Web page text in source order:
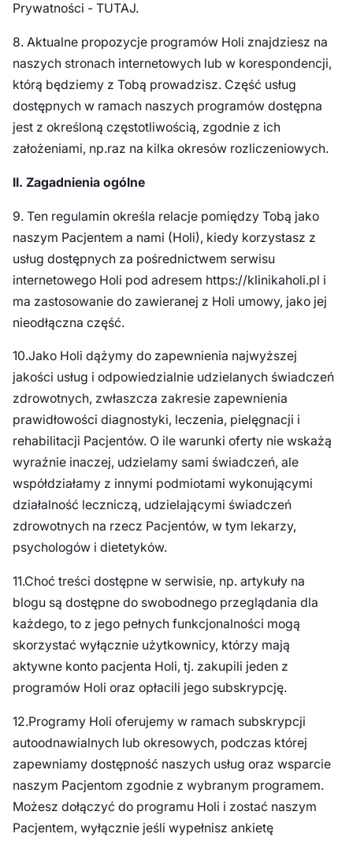
Prywatności - TUTAJ.
8. Aktualne propozycje programów Holi znajdziesz na
naszych stronach internetowych lub w korespondencji,
którą będziemy z Tobą prowadzisz. Część usług
dostępnych w ramach naszych programów dostępna
jest z określoną częstotliwością, zgodnie z ich
założeniami, np.raz na kilka okresów rozliczeniowych.
II. Zagadnienia ogólne
9. Ten regulamin określa relacje pomiędzy Tobą jako
naszym Pacjentem a nami (Holi), kiedy korzystasz z
usług dostępnych za pośrednictwem serwisu
internetowego Holi pod adresem https://klinikaholi.pl i
ma zastosowanie do zawieranej z Holi umowy, jako jej
nieodłączna część.
10.Jako Holi dążymy do zapewnienia najwyższej
jakości usług i odpowiedzialnie udzielanych świadczeń
zdrowotnych, zwłaszcza zakresie zapewnienia
prawidłowości diagnostyki, leczenia, pielęgnacji i
rehabilitacji Pacjentów. O ile warunki oferty nie wskażą
wyraźnie inaczej, udzielamy sami świadczeń, ale
współdziałamy z innymi podmiotami wykonującymi
działalność leczniczą, udzielającymi świadczeń
zdrowotnych na rzecz Pacjentów, w tym lekarzy,
psychologów i dietetyków.
11.Choć treści dostępne w serwisie, np. artykuły na
blogu są dostępne do swobodnego przeglądania dla
każdego, to z jego pełnych funkcjonalności mogą
skorzystać wyłącznie użytkownicy, którzy mają
aktywne konto pacjenta Holi, tj. zakupili jeden z
programów Holi oraz opłacili jego subskrypcję.
12.Programy Holi oferujemy w ramach subskrypcji
autoodnawialnych lub okresowych, podczas której
zapewniamy dostępność naszych usług oraz wsparcie
naszym Pacjentom zgodnie z wybranym programem.
Możesz dołączyć do programu Holi i zostać naszym
Pacjentem, wyłącznie jeśli wypełnisz ankietę